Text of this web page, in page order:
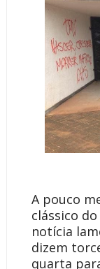
Foto
A pouco
clássico
notícia
dizem
quarta